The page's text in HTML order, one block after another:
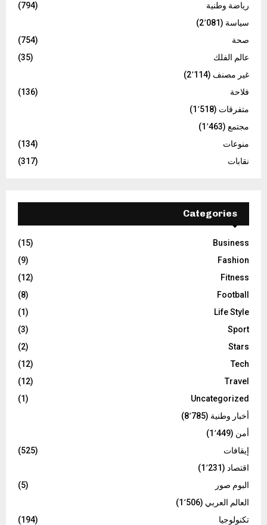
رياضة وطنية
(794)
سياسة (2٬081)
صحة
(754)
عالم الفلك
(35)
غير مصنف (2٬114)
فلاحة
(136)
متفرقات (1٬518)
مجتمع (1٬463)
منوعات
(134)
نقابات
(317)
Categories
Business
(15)
Fashion
(9)
Fitness
(12)
Football
(8)
Life Style
(1)
Sport
(3)
Stars
(2)
Tech
(12)
Travel
(12)
Uncategorized
(1)
أخبار وطنية (8٬785)
أمن (1٬449)
إيقافات
(525)
اقتصاد (1٬231)
البوم صور
(5)
العالم العربي (1٬506)
تكنولوجيا
(194)